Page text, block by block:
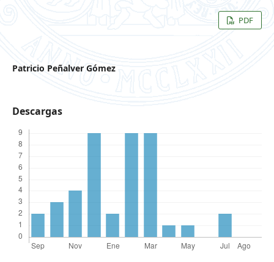
PDF
Patricio Peñalver Gómez
Descargas